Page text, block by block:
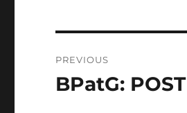
navigation
PREVIOUS
Previous
BPatG: POST